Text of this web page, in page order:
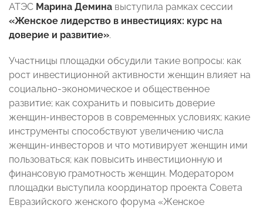
АТЭС Марина Демина выступила рамках сессии
«Женское лидерство в инвестициях: курс на
доверие и развитие».
Участницы площадки обсудили такие вопросы: как
рост инвестиционной активности женщин влияет на
социально-экономическое и общественное
развитие; как сохранить и повысить доверие
женщин-инвесторов в современных условиях; какие
инструменты способствуют увеличению числа
женщин-инвесторов и что мотивирует женщин ими
пользоваться; как повысить инвестиционную и
финансовую грамотность женщин. Модератором
площадки выступила координатор проекта Совета
Евразийского женского форума «Женское